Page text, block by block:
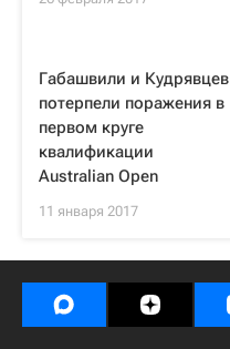
Габашвили и Кудрявцев
потерпели поражения в
первом круге
квалификации
Australian Open
11 января 2017